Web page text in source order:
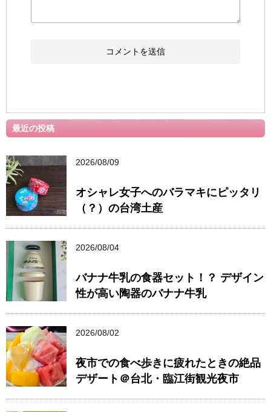
最近の投稿
2026/08/09
オシャレ女子へのバラマキにピッタリ
（？）の台湾土産
2026/08/04
バナナ牛乳の食器セット！？ デザイン
性が高い陶器のバナナ牛乳
2026/08/02
夜市での食べ歩きに疲れたときの絶品
デザート＠台北・臨江街観光夜市